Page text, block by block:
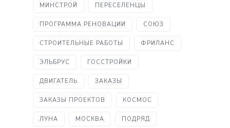
МИНСТРОЙ ПЕРЕСЕЛЕНЦЫ
ПРОГРАММА РЕНОВАЦИИ СОЮЗ
СТРОИТЕЛЬНЫЕ РАБОТЫ ФРИЛАНС
ЭЛЬБРУС ГОССТРОЙКИ
ДВИГАТЕЛЬ ЗАКАЗЫ
ЗАКАЗЫ ПРОЕКТОВ КОСМОС
ЛУНА МОСКВА ПОДРЯД